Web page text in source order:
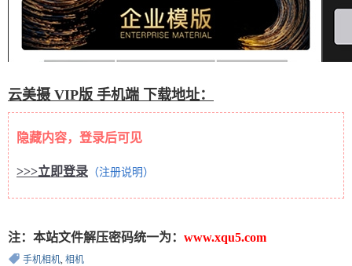
云美摄 VIP版 手机端 下载地址：
隐藏内容，登录后可见
>>>立即登录 （注册说明）
注：本站文件解压密码统一为： www.xqu5.com
手机相机, 相机